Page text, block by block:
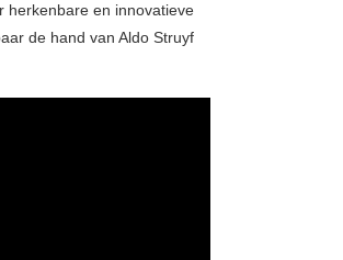
herkenbare en innovatieve
de hand van Aldo Struyf